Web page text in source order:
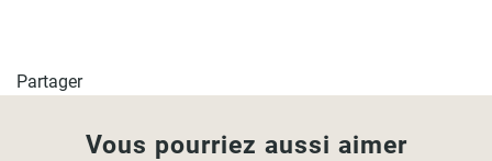
Partager
Vous pourriez aussi aimer